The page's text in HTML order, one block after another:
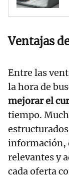
Ventajas
Entre las
la hora de
mejorar el
tiempo.
información,
relevantes y
cada oferta